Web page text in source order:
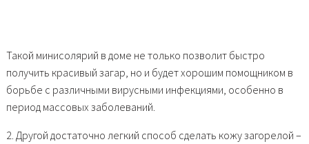
Такой минисолярий в доме не только позволит быстро
получить красивый загар, но и будет хорошим помощником в
борьбе с различными вирусными инфекциями, особенно в
период массовых заболеваний.
2. Другой достаточно легкий способ сделать кожу загорелой –